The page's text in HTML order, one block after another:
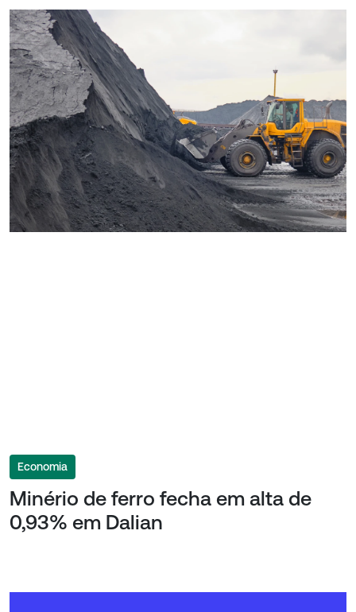
Economia
Minério de ferro fecha em alta de
0,93% em Dalian